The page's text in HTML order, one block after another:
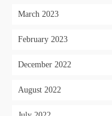
March 2023
February 2023
December 2022
August 2022